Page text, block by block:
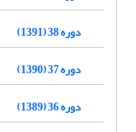
دوره 38 (1391)
دوره 37 (1390)
دوره 36 (1389)